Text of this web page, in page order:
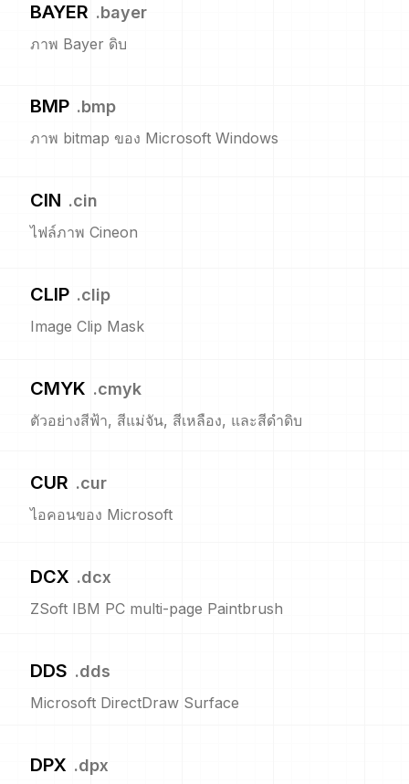
BAYER .bayer
ภาพ Bayer ดิบ
BMP .bmp
ภาพ bitmap ของ Microsoft Windows
CIN .cin
ไฟล์ภาพ Cineon
CLIP .clip
Image Clip Mask
CMYK .cmyk
ตัวอย่างสีฟ้า, สีแม่จัน, สีเหลือง, และสีดำดิบ
CUR .cur
ไอคอนของ Microsoft
DCX .dcx
ZSoft IBM PC multi-page Paintbrush
DDS .dds
Microsoft DirectDraw Surface
DPX .dpx